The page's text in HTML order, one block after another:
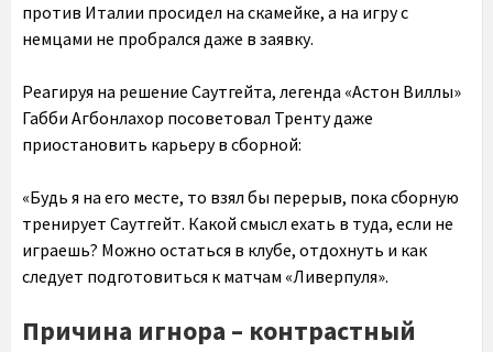
против Италии просидел на скамейке, а на игру с
немцами не пробрался даже в заявку.
Реагируя на решение Саутгейта, легенда «Астон Виллы»
Габби Агбонлахор посоветовал Тренту даже
приостановить карьеру в сборной:
«Будь я на его месте, то взял бы перерыв, пока сборную
тренирует Саутгейт. Какой смысл ехать в туда, если не
играешь? Можно остаться в клубе, отдохнуть и как
следует подготовиться к матчам «Ливерпуля».
Причина игнора – контрастный